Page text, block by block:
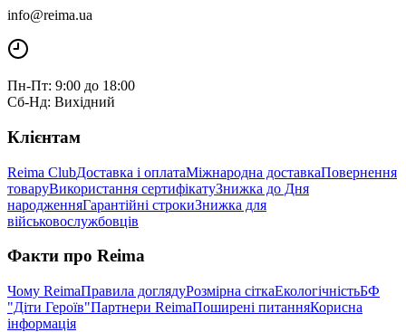
info@reima.ua
Пн-Пт: 9:00 до 18:00
Сб-Нд: Вихідний
Клієнтам
Reima ClubДоставка і оплатаМіжнародна доставкаПовернення
товаруВикористання сертифікатуЗнижка до Дня
народженняГарантійні строкиЗнижка для
військовослужбовців
Факти про Reima
Чому ReimaПравила доглядуРозмірна сіткаЕкологічністьБФ
"Діти Героїв"Партнери ReimaПоширені питанняКорисна
інформація